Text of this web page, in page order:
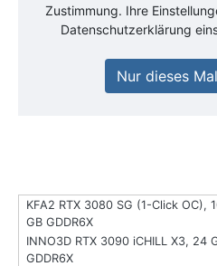
Zustimmung. Ihre
Datenschutzerklärung
Nur dieses
KFA2 RTX 3080 SG (1-Click OC),
GB GDDR6X
INNO3D RTX 3090 iCHILL X3, 24
GDDR6X